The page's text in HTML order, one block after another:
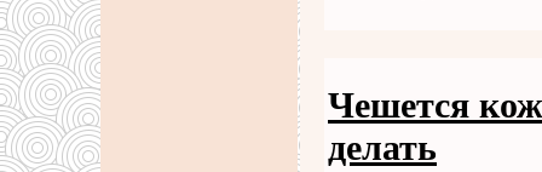
Чешется
делать